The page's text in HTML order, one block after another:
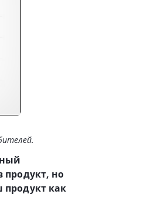
продукт, но
продукт как